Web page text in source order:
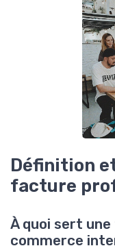
Définition
facture
À quoi sert
commerce